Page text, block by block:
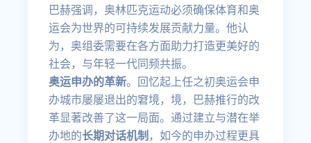
巴赫强调，奥林匹克运动必须确保体育和奥
运会为世界的可持续发展贡献力量。他认
为，奥组委需要在各方面助力打造更美好的
社会，与年轻一代同频共振。
奥运申办的革新。回忆起上任之初奥运会申
办城市屡屡退出的窘境，境，巴赫推行的改
革显著改善了这一局面。通过建立与潜在举
办地的长期对话机制 ，如今的申办过程更具